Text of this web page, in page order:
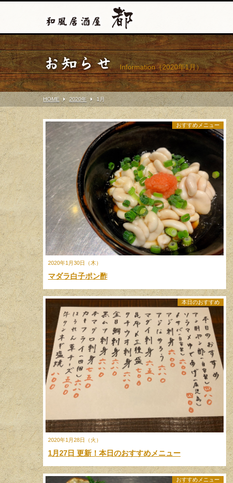
お知らせ Information（2020年1月）
HOME 2020年 1 月
2020年1月30日（木）
おすすめメニュー
マダラ白子ポン酢
2020年1月28日（火）
本日のおすすめ
1月27日 更新！本日のおすすめメニュー
おすすめメニュー